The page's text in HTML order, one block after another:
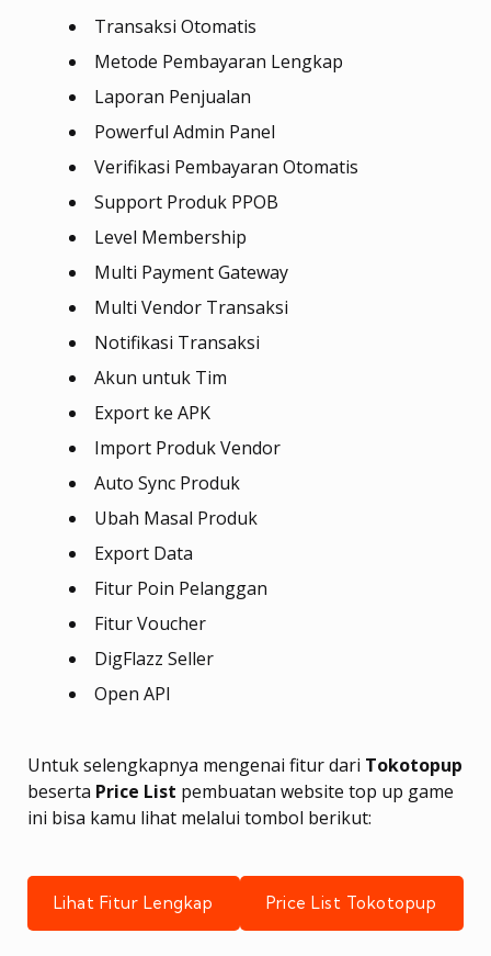
Transaksi Otomatis
Metode Pembayaran Lengkap
Laporan Penjualan
Powerful Admin Panel
Verifikasi Pembayaran Otomatis
Support Produk PPOB
Level Membership
Multi Payment Gateway
Multi Vendor Transaksi
Notifikasi Transaksi
Akun untuk Tim
Export ke APK
Import Produk Vendor
Auto Sync Produk
Ubah Masal Produk
Export Data
Fitur Poin Pelanggan
Fitur Voucher
DigFlazz Seller
Open API
Untuk selengkapnya mengenai fitur dari Tokotopup
beserta Price List pembuatan website top up game
ini bisa kamu lihat melalui tombol berikut:
Lihat Fitur Lengkap Price List Tokotopup